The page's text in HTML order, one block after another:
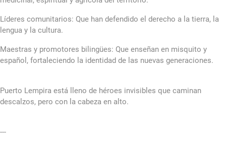
Líderes comunitarios: Que han defendido el derecho a la tierra, la
lengua y la cultura.
Maestras y promotores bilingües: Que enseñan en misquito y
español, fortaleciendo la identidad de las nuevas generaciones.
Puerto Lempira está lleno de héroes invisibles que caminan
descalzos, pero con la cabeza en alto.
---